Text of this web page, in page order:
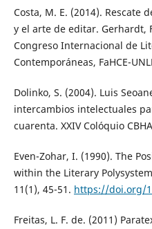
Costa, M. E. (2014). Rescate
y el arte de editar. Gerhardt,
Congreso Internacional de
Contemporáneas, FaHCE-
Dolinko, S. (2004). Luis
intercambios intelectuales
cuarenta. XXIV Colóquio
Even-Zohar, I. (1990). The
within the Literary
11(1), 45-51. https://doi.org/
Freitas, L. F. de. (2011)